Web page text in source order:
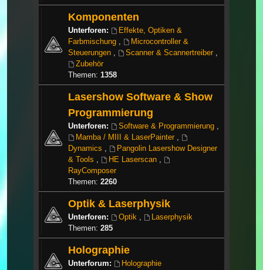
Komponenten
Unterforen:
Effekte, Optiken &
Farbmischung ,
Microcontroller &
Steuerungen , Scanner & Scannertreiber ,
Zubehör
Themen: 1358
Lasershow Software & Show
Programmierung
Unterforen: Software & Programmierung ,
Mamba / MIII & LaserPainter ,
Dynamics ,
Pangolin Lasershow Designer
& Tools , HE Laserscan ,
RayComposer
Themen: 2260
Optik & Laserphysik
Unterforen: Optik ,
Laserphysik
Themen: 285
Holographie
Unterforum:
Holographie